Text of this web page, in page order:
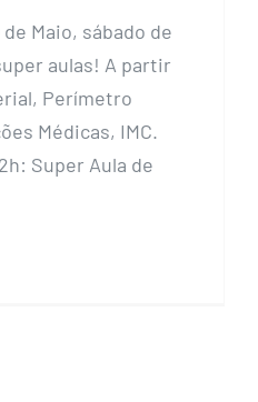
Maio, sábado de
aulas! A partir
Perímetro
Médicas, IMC.
Super Aula de